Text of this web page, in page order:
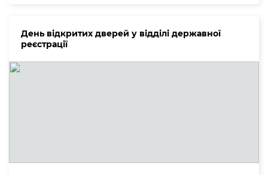
День відкритих дверей у відділі державної
реєстрації